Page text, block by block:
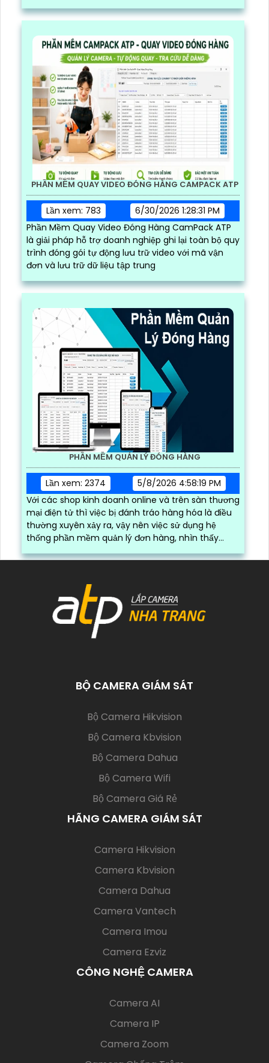
PHẦN MỀM QUAY VIDEO ĐÓNG HÀNG CAMPACK ATP
Lần xem: 783
6/30/2026 1:28:31 PM
Phần Mềm Quay Video Đóng Hàng CamPack ATP
là giải pháp hỗ trợ doanh nghiệp ghi lại toàn bộ quy
trình đóng gói tự động lưu trữ video với mã vận
đơn và lưu trữ dữ liệu tập trung
PHẦN MỀM QUẢN LÝ ĐÓNG HÀNG
Lần xem: 2374
5/8/2026 4:58:19 PM
Với các shop kinh doanh online và trên sàn thương
mại điện tử thì việc bị đánh tráo hàng hóa là điều
thường xuyên xảy ra, vậy nên việc sử dụng hệ
thống phần mềm quản lý đơn hàng, nhìn thấy
được quá trình đóng gói hàng hóa, kèm theo đấy
là quy trình đóng gói cũng được ghi lại một cách
BỘ CAMERA GIÁM SÁT
Bộ Camera Hikvision
Bộ Camera Kbvision
Bộ Camera Dahua
Bộ Camera Wifi
Bộ Camera Giá Rẻ
HÃNG CAMERA GIÁM SÁT
Camera Hikvision(current)
Camera Kbvision
Camera Dahua
Camera Vantech
Camera Imou
Camera Ezviz
CÔNG NGHỆ CAMERA
Camera AI
Camera IP
Camera Zoom